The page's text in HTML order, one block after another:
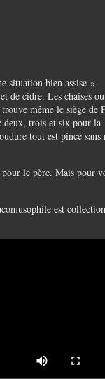
situation bien assise »
de cidre. Les chaises ou
même le siège de
deux, trois et six pour la
tout est pincé
le père. Mais pour
est